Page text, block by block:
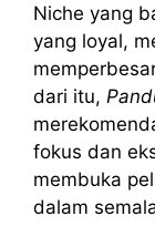
Niche yang
yang loyal,
dari itu,
fokus dan
membuka
dalam